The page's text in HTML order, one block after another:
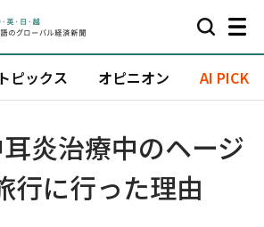
トピックス オピニオン AI PICK
炎治療中のヘージ
行に行った理由